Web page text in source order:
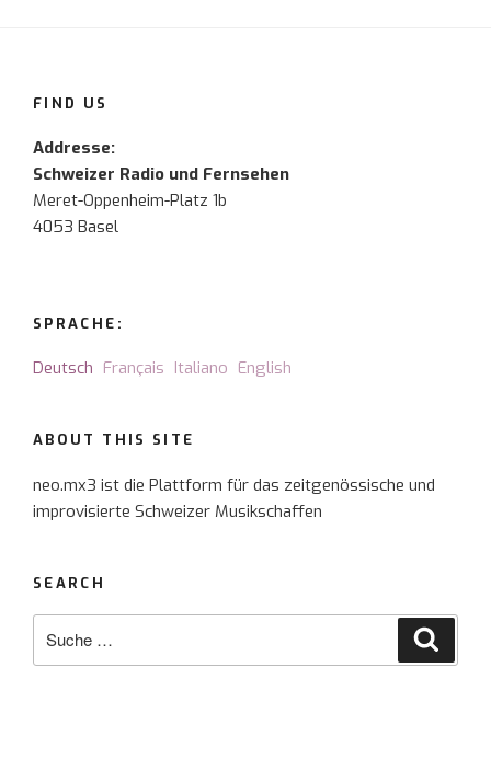
FIND US
Addresse:
Schweizer Radio und Fernsehen
Meret-Oppenheim-Platz 1b
4053 Basel
SPRACHE:
Deutsch Français Italiano English
ABOUT THIS SITE
neo.mx3 ist die Plattform für das zeitgenössische und
improvisierte Schweizer Musikschaffen
SEARCH